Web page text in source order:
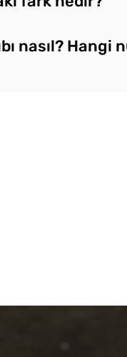
nasıl? Hangi